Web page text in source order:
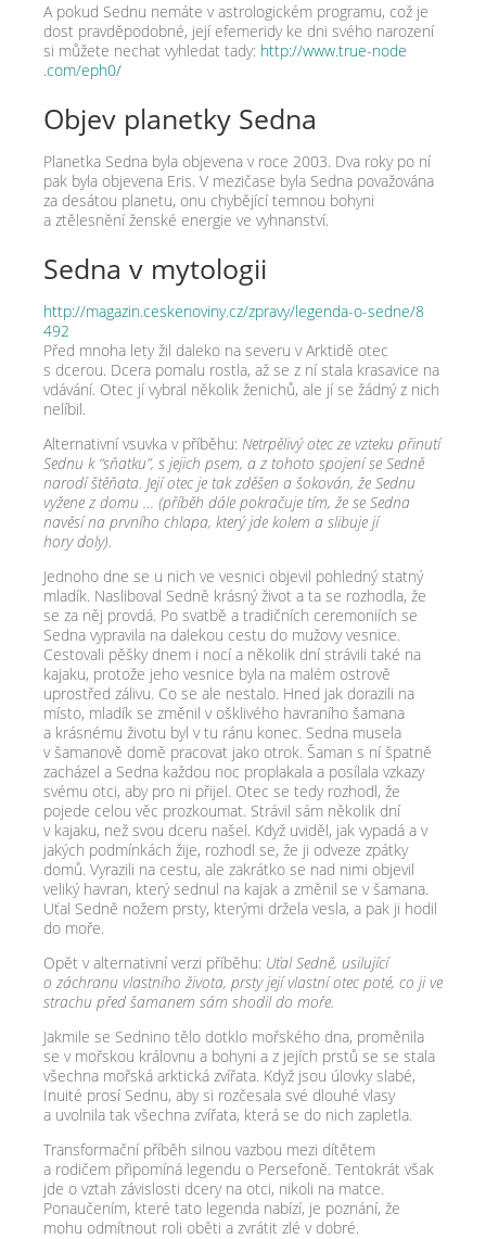
A pokud Sednu nemáte v astrologickém programu, což je
dost pravděpodobné, její efemeridy ke dni svého narození
si můžete nechat vyhledat tady: http://​www​.true​-node​
.com/​e​p​h0/
Objev planetky Sedna
Planetka Sedna byla objevena v roce 2003. Dva roky po ní
pak byla objevena Eris. V mezičase byla Sedna považována
za desátou planetu, onu chybějící temnou bohyni
a ztělesnění ženské energie ve vyhnanství.
Sedna v mytologii
http://​magazin​.ceskenoviny​.cz/​z​p​r​a​v​y​/​l​e​g​e​n​d​a​-​o​-​s​e​d​n​e​/​8​
492
Před mnoha lety žil daleko na severu v Arktidě otec
s dcerou. Dcera pomalu rostla, až se z ní stala krasavice na
vdávání. Otec jí vybral několik ženichů, ale jí se žádný z nich
nelíbil.
Alternativní vsuvka v příběhu: Netrpělivý otec ze vzteku přinutí
Sednu k “sňatku”, s jejich psem, a z tohoto spojení se Sedně
narodí štěňata. Její otec je tak zděšen a šokován, že Sednu
vyžene z domu … (příběh dále pokračuje tím, že se Sedna
navěsí na prvního chlapa, který jde kolem a slibuje jí
hory doly).
Jednoho dne se u nich ve vesnici objevil pohledný statný
mladík. Nasliboval Sedně krásný život a ta se rozhodla, že
se za něj provdá. Po svatbě a tradičních ceremoniích se
Sedna vypravila na dalekou cestu do mužovy vesnice.
Cestovali pěšky dnem i nocí a několik dní strávili také na
kajaku, protože jeho vesnice byla na malém ostrově
uprostřed zálivu. Co se ale nestalo. Hned jak dorazili na
místo, mladík se změnil v ošklivého havraního šamana
a krásnému životu byl v tu ránu konec. Sedna musela
v šamanově domě pracovat jako otrok. Šaman s ní špatně
zacházel a Sedna každou noc proplakala a posílala vzkazy
svému otci, aby pro ni přijel. Otec se tedy rozhodl, že
pojede celou věc prozkoumat. Strávil sám několik dní
v kajaku, než svou dceru našel. Když uviděl, jak vypadá a v
jakých podmínkách žije, rozhodl se, že ji odveze zpátky
domů. Vyrazili na cestu, ale zakrátko se nad nimi objevil
veliký havran, který sednul na kajak a změnil se v šamana.
Uťal Sedně nožem prsty, kterými držela vesla, a pak ji hodil
do moře.
Opět v alternativní verzi příběhu: Uťal Sedně, usilující
o záchranu vlastního života, prsty její vlastní otec poté, co ji ve
strachu před šamanem sám shodil do moře.
Jakmile se Sednino tělo dotklo mořského dna, proměnila
se v mořskou královnu a bohyni a z jejích prstů se se stala
všechna mořská arktická zvířata. Když jsou úlovky slabé,
Inuité prosí Sednu, aby si rozčesala své dlouhé vlasy
a uvolnila tak všechna zvířata, která se do nich zapletla.
Transformační příběh silnou vazbou mezi dítětem
a rodičem připomíná legendu o Persefoně. Tentokrát však
jde o vztah závislosti dcery na otci, nikoli na matce.
Ponaučením, které tato legenda nabízí, je poznání, že
mohu odmítnout roli oběti a zvrátit zlé v dobré.